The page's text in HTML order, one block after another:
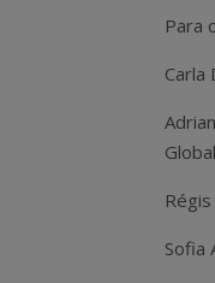
Para
Carla
Sofia